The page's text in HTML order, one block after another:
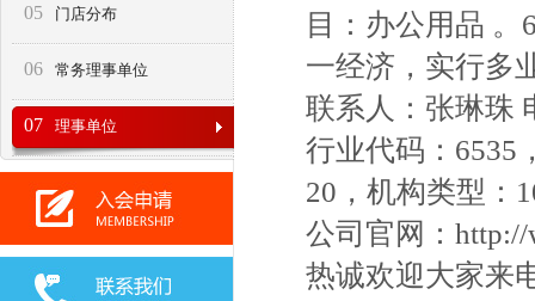
05 门店分布
06 常务理事单位
07 理事单位
目：办公用品
一经济，实行多
联系人：张琳珠
行业代码：6535
20，机构类型：
公司官网： http://
热诚欢迎大家来